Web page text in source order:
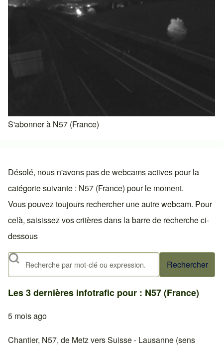
S'abonner à N57 (France)
Désolé, nous n'avons pas de webcams actives pour la
catégorie suivante : N57 (France) pour le moment.
Vous pouvez toujours rechercher une autre webcam. Pour
celà, saisissez vos critères dans la barre de recherche ci-
dessous
Rechercher
Les 3 dernières infotrafic pour : N57 (France)
5 mois ago
Chantier, N57, de Metz vers Suisse - Lausanne (sens